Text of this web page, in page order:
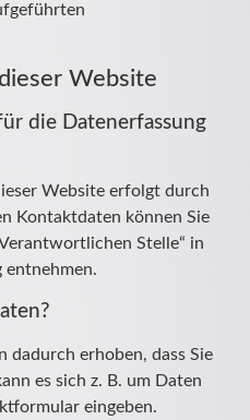
Website
die Datenerfassung
Website erfolgt durch
Kontaktdaten können Sie
Stelle“ in
entnehmen.
dadurch erhoben, dass Sie
es sich z. B. um Daten
eingeben.